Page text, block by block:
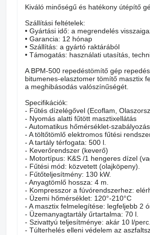
Kiváló minőségű és hatékony útépítő
Szállítási feltételek:
• Gyártási idő: a megrendelés
• Garancia: 12 hónap
• Szállítás: a gyártó raktárából
• Támogatás: használati utasítás,
A BPM-500 repedéstömítő gép
bitumenes-elasztomer tömítő masztix
a meghibásodás valószínűségét.
Specifikációk:
- Fűtés dízelégővel (Ecoflam,
- Nyomás alatti fűtött masztixellátás
- Automatikus hőmérséklet-szabályozás
- A töltőtömlő elektromos fűtési
- A tartály térfogata: 500 l.
- Keverőrendszer (keverő)
- Motortípus: K&S /1 hengeres dízel
- Fűtési mód: közvetett (olajköpeny).
- Fűtőteljesítmény: 130 kW.
- Anyagtömlő hossza: 4 m.
- Kompresszor a fúvórendszerhez:
- Üzemi hőmérséklet: 120°-210°C
- A masztix felmelegítése: legfeljebb 2
- Üzemanyagtartály űrtartalma: 70 l.
- Szivattyú teljesítménye: akár 10 l/perc.
- Túlterhelés elleni védelem az